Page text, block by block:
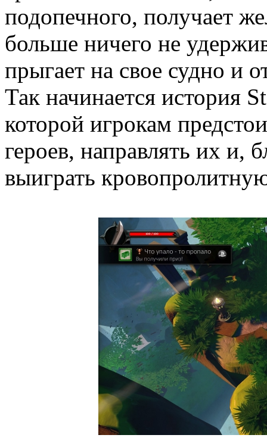
подопечного, получает
больше ничего не
прыгает на свое судно и
Так начинается история
которой игрокам
героев, направлять их и,
выиграть